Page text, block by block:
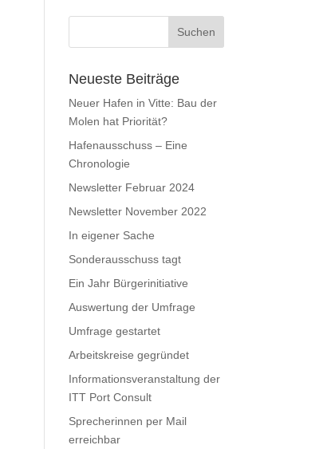
Neueste Beiträge
Neuer Hafen in Vitte: Bau der
Molen hat Priorität?
Hafenausschuss – Eine
Chronologie
Newsletter Februar 2024
Newsletter November 2022
In eigener Sache
Sonderausschuss tagt
Ein Jahr Bürgerinitiative
Auswertung der Umfrage
Umfrage gestartet
Arbeitskreise gegründet
Informationsveranstaltung der
ITT Port Consult
Sprecherinnen per Mail
erreichbar